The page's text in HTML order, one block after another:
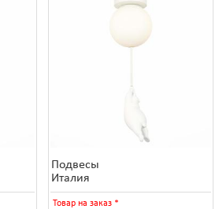
Подвесы
Италия
Товар на заказ *